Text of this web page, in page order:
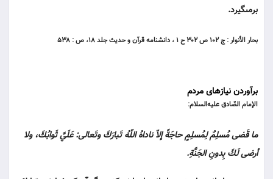
برمى‏گيرد.
بحار الأنوار : ج ۱۰۲ ص ۳۰۲ ح ۱ ، دانشنامه قرآن و حديث جلد ۱۸، ص : ۵۳۸
برآوردن نیازهای مردم
الإمام الصّادق عليه‌السلام:
ما قَضى مُسلِمٌ لِمُسلِمٍ حاجَةً إلاّ ناداهُ اللّهُ تَبارَكَ وتَعالى: عَلَيَّ ثَوابُكَ، ولا
أرضى لَكَ بِدونِ الجَنَّةِ.